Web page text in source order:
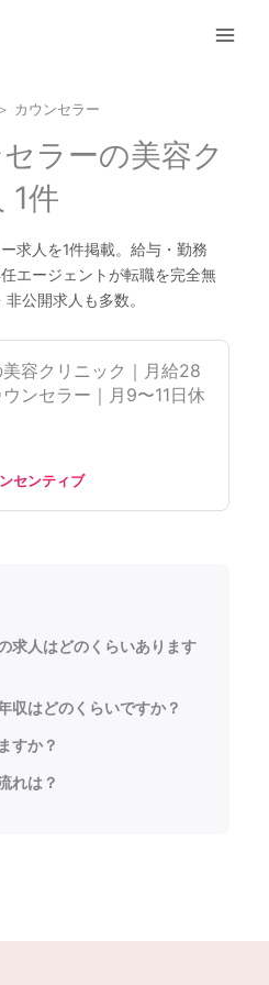
＞ カウンセラー
ラーの美容ク
1件
求人を1件掲載。給与・勤務
エージェントが転職を完全無
公開求人も多数。
容クリニック｜月給28
ンセラー｜月9〜11日休
センティブ
求人はどのくらいあります
収はどのくらいですか？
すか？
れは？